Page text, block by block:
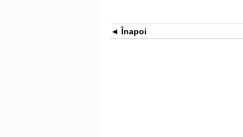
Înapoi